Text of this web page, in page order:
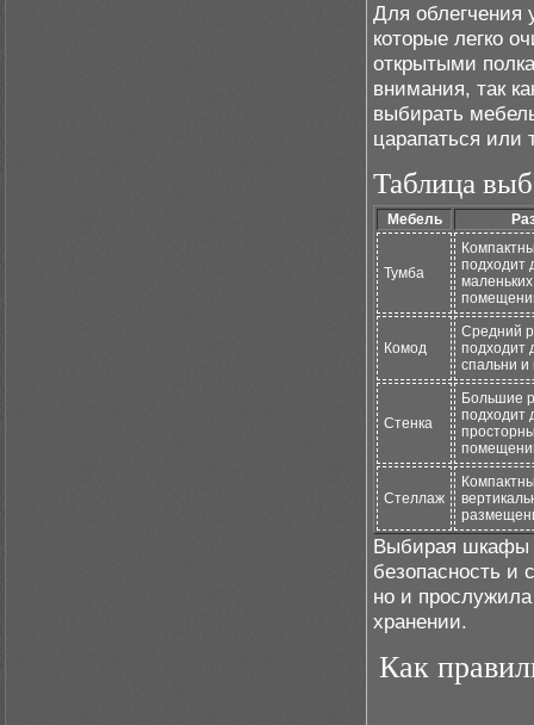
Для облегчения
которые легко
открытыми
внимания, так
выбирать
царапаться или
Таблица
Мебель
Тумба
подходит
маленьких
Комод
Средний
подходит
спальни и
Стенка
Большие
подходит
Стеллаж
Выбирая шкафы
безопасность и
но и
хранении.
Как